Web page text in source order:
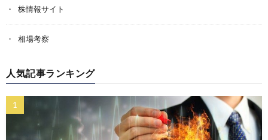
株情報サイト
相場考察
人気記事ランキング